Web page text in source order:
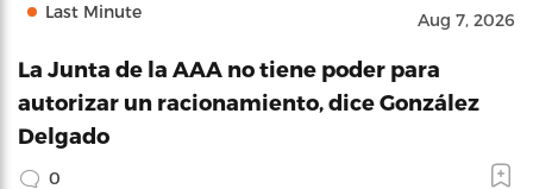
Last Minute Aug 7, 2026
La Junta de la AAA no tiene poder para
autorizar un racionamiento, dice González
Delgado
0